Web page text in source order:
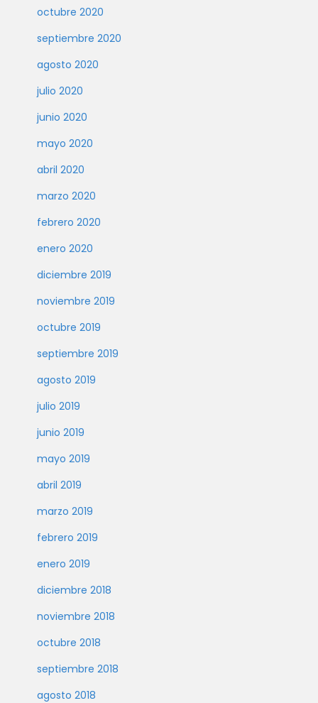
octubre 2020
septiembre 2020
agosto 2020
julio 2020
junio 2020
mayo 2020
abril 2020
marzo 2020
febrero 2020
enero 2020
diciembre 2019
noviembre 2019
octubre 2019
septiembre 2019
agosto 2019
julio 2019
junio 2019
mayo 2019
abril 2019
marzo 2019
febrero 2019
enero 2019
diciembre 2018
noviembre 2018
octubre 2018
septiembre 2018
agosto 2018